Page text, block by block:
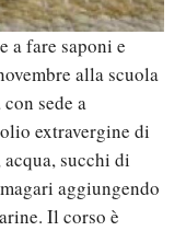
a fare saponi e
alla scuola
sede a
extravergine di
succhi di
aggiungendo
Il corso è